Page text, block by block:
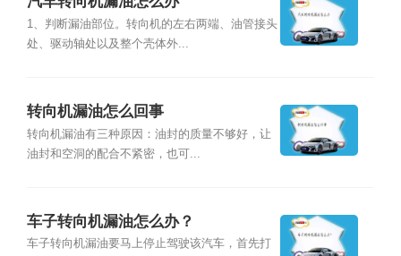
1、判断漏油部位。转向机的左右两端、油管接头
处、驱动轴处以及整个壳体外...
转向机漏油怎么回事
转向机漏油有三种原因：油封的质量不够好，让
油封和空洞的配合不紧密，也可...
车子转向机漏油怎么办？
车子转向机漏油要马上停止驾驶该汽车，首先打